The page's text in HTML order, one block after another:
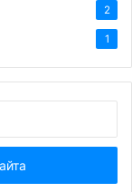
2
1